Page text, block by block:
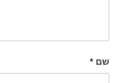
שם *